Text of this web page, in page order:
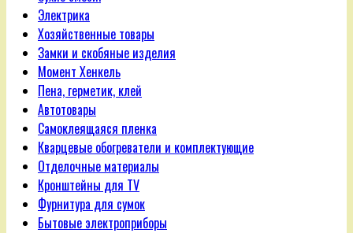
Электрика
Хозяйственные товары
Замки и скобяные изделия
Момент Хенкель
Пена, герметик, клей
Автотовары
Самоклеящаяся пленка
Кварцевые обогреватели и комплектующие
Отделочные материалы
Кронштейны для TV
Фурнитура для сумок
Бытовые электроприборы